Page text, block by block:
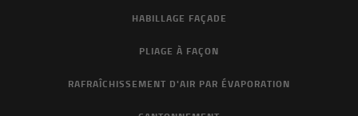
HABILLAGE FAÇADE
PLIAGE À FAÇON
RAFRAÎCHISSEMENT D'AIR PAR ÉVAPORATION